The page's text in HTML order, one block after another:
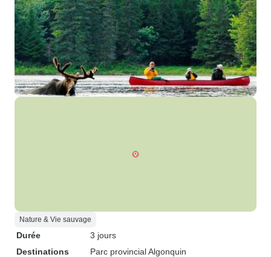
Nature & Vie sauvage
Durée
3 jours
Destinations
Parc provincial Algonquin